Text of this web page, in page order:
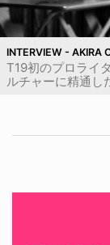
INTERVIEW - AKIRA
T19初のプロライ
ルチャーに精通し